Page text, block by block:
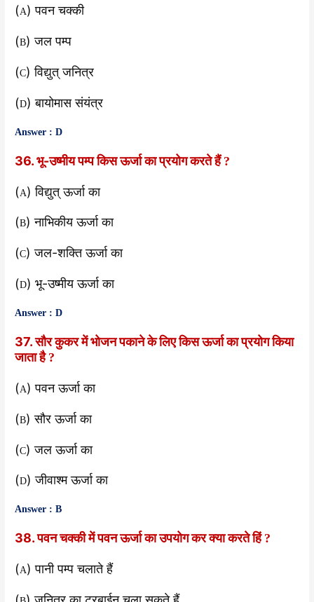
(A) पवन चक्की
(B) जल पम्प
(C) विद्युत् जनित्र
(D) बायोमास संयंत्र
Answer : D
36. भू-उष्मीय पम्प किस ऊर्जा का प्रयोग करते हैं?
(A) विद्युत् ऊर्जा का
(B) नाभिकीय ऊर्जा का
(C) जल-शक्ति ऊर्जा का
(D) भू-उष्मीय ऊर्जा का
Answer : D
37. सौर कुकर में भोजन पकाने के लिए किस ऊर्जा का प्रयोग किया
जाता है ?
(A) पवन ऊर्जा का
(B) सौर ऊर्जा का
(C) जल ऊर्जा का
(D) जीवाश्म ऊर्जा का
Answer : B
38. पवन चक्की में पवन ऊर्जा का उपयोग कर क्या करते हिं ?
(A) पानी पम्प चलाते हैं